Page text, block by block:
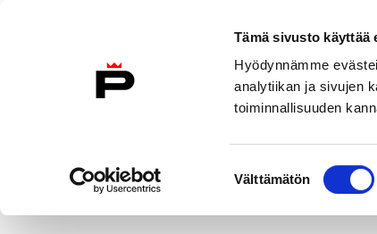
Tämä sivusto käyttää
Hyödynnämme
analytiikan ja sivujen
toiminnallisuuden
valinta
Välttämätön
Etusivu
Hae